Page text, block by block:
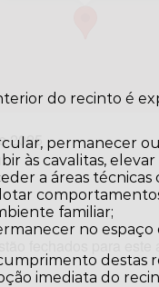
2025
fechados para este
do recinto é
permanecer
às cavalitas,
a áreas técnicas
familiar;
no
destas
imediata do